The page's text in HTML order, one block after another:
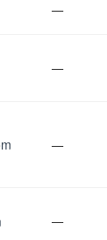
—
—
—
—